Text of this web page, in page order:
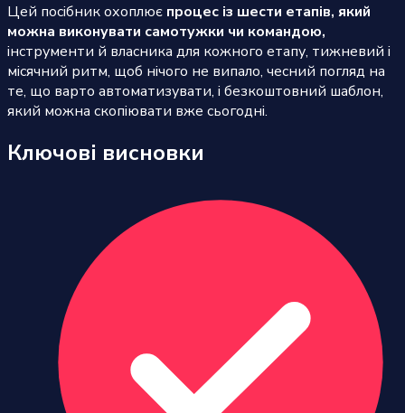
Цей посібник охоплює процес із шести етапів, який
можна виконувати самотужки чи командою,
інструменти й власника для кожного етапу, тижневий і
місячний ритм, щоб нічого не випало, чесний погляд на
те, що варто автоматизувати, і безкоштовний шаблон,
який можна скопіювати вже сьогодні.
Ключові висновки